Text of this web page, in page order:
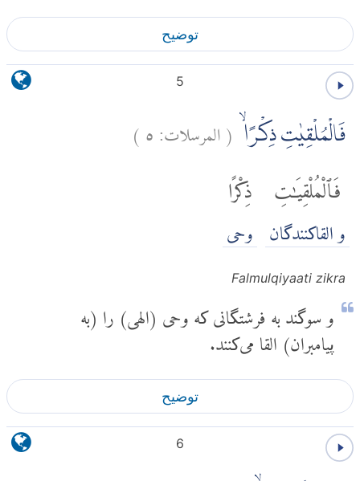
توضیح
5
فَالْمُلْقِيٰتِ ذِكْرًاۙ (المرسلات:٥)
فَٱلْمُلْقِيَٰتِ
و القاکنندگان
ذِكْرًا
وحی
Falmulqiyaati zikra
و سوگند به فرشتگانی که وحی (الهی) را (به
پیامبران) القا می‌کنند.
توضیح
6